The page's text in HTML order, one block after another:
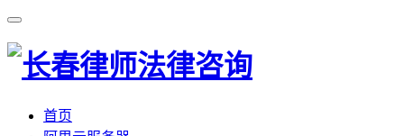
首页